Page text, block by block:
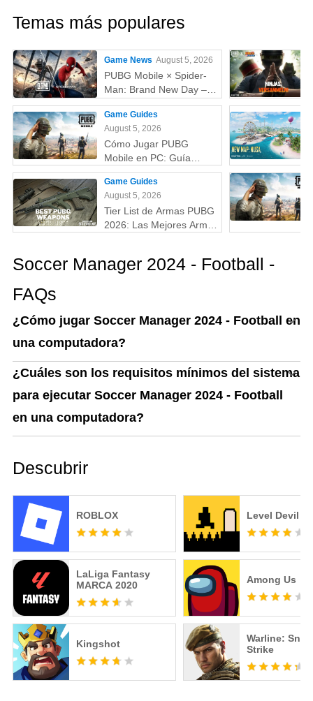
Temas más populares
Game News August 5, 2026
PUBG Mobile × Spider-
Man: Brand New Day –
Todo lo que debes saber:
skins, fecha,
recompensas y más
Game Guides
August 5, 2026
Cómo Jugar PUBG
Mobile en PC: Guía
Completa (Fácil y
Rápido)
Game Guides
August 5, 2026
Tier List de Armas PUBG
2026: Las Mejores Armas
Soccer Manager 2024 - Football -
FAQs
¿Cómo jugar Soccer Manager 2024 - Football en
una computadora?
¿Cuáles son los requisitos mínimos del sistema
para ejecutar Soccer Manager 2024 - Football
en una computadora?
Descubrir
ROBLOX Level Devil
LaLiga Fantasy
MARCA️ 2020
Among Us
Kingshot
Warline:
Strike